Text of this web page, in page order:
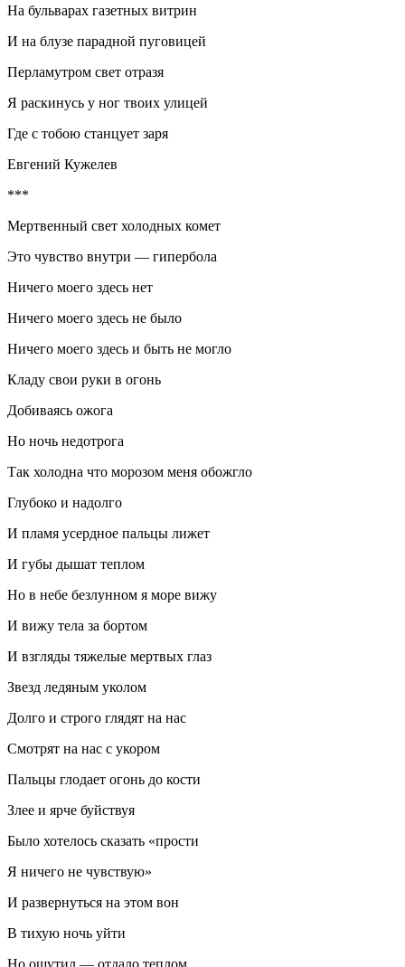
На бульварах газетных витрин
И на блузе парадной пуговицей
Перламутром свет отразя
Я раскинусь у ног твоих улицей
Где с тобою станцует заря
Евгений Кужелев
***
Мертвенный свет холодных комет
Это чувство внутри — гипербола
Ничего моего здесь нет
Ничего моего здесь не было
Ничего моего здесь и быть не могло
Кладу свои руки в огонь
Добиваясь ожога
Но ночь недотрога
Так холодна что морозом меня обожгло
Глубоко и надолго
И пламя усердное пальцы лижет
И губы дышат теплом
Но в небе безлунном я море вижу
И вижу тела за бортом
И взгляды тяжелые мертвых глаз
Звезд ледяным уколом
Долго и строго глядят на нас
Смотрят на нас с укором
Пальцы глодает огонь до кости
Злее и ярче буйствуя
Было хотелось сказать «прости
Я ничего не чувствую»
И развернуться на этом вон
В тихую ночь уйти